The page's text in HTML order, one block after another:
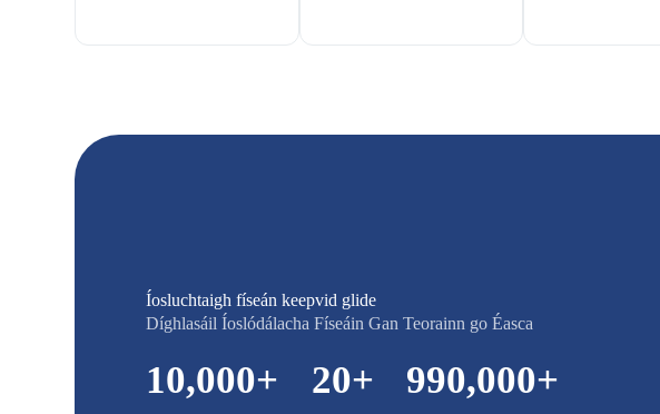
Íosluchtaigh físeán keepvid glide
Díghlasáil Íoslódálacha Físeáin Gan Teorainn go Éasca
10,000+ 20+ 990,000+